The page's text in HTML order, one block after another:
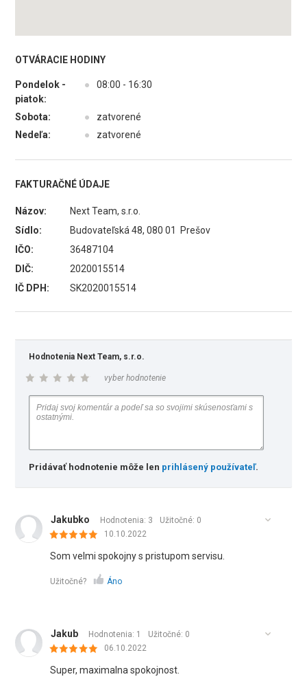
OTVÁRACIE HODINY
Pondelok -
piatok:
● 08:00 - 16:30
Sobota: ●
zatvorené
Nedeľa:
● zatvorené
FAKTURAČNÉ ÚDAJE
Názov:
Next Team, s.r.o.
Sídlo:
Budovateľská 48, 080 01 Prešov
IČO:
36487104
DIČ:
2020015514
IČ DPH:
SK2020015514
Hodnotenia Next Team, s.r.o.
vyber hodnotenie
Pridávať hodnotenie môže len prihlásený používateľ.
Jakubko Hodnotenia: 3 Užitočné: 0
10.10.2022
Som velmi spokojny s pristupom servisu.
Užitočné? Áno
Jakub Hodnotenia: 1 Užitočné: 0
06.10.2022
Super, maximalna spokojnost.